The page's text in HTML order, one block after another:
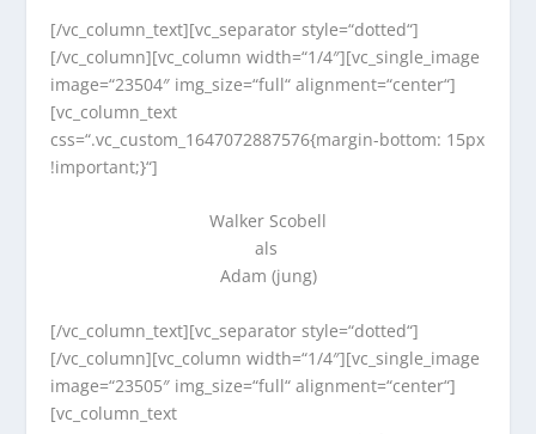
[/vc_column_text][vc_separator style=“dotted“]
[/vc_column][vc_column width=“1/4″][vc_single_image
image=“23504″ img_size=“full“ alignment=“center“]
[vc_column_text
css=“.vc_custom_1647072887576{margin-bottom: 15px
!important;}“]
Walker Scobell
als
Adam (jung)
[/vc_column_text][vc_separator style=“dotted“]
[/vc_column][vc_column width=“1/4″][vc_single_image
image=“23505″ img_size=“full“ alignment=“center“]
[vc_column_text